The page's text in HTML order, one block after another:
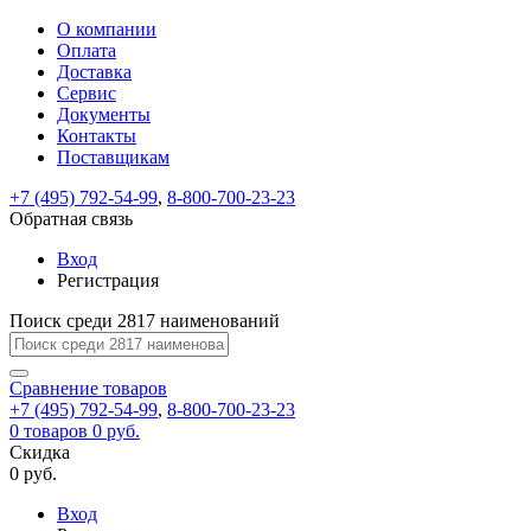
ВходРегистрация
Только
test@example.com
отправлена
по
ней
для
регистрации.
Ок
Только
Запомнить
меня
Забыли
Восстановление
пароля
Заполните
форму.
Мы
отправим
ссылку
на
указанный
электронный
адрес,
перейдя
по
которой
вы
новый
На
вашу
test@test.ru
отправлена
ссылка.
Перейдите
по
для
смены
пароля.
Введите
новый
пароль
Сменить
Пароль
успешно
Войти
Обратная
связь
Сообщение
пользовательского
соглашения
Ваше
сообщение
успешно
О компании
Оплата
Доставка
Сервис
Документы
Контакты
Поставщикам
+7 (495) 792-54-99, 8-800-700-23-23
Обратная связь
Вход
Регистрация
Поиск среди 2817 наименований
Сравнение товаров
+7 (495) 792-54-99, 8-800-700-23-23
0 товаров 0 руб.
Скидка
0 руб.
Вход